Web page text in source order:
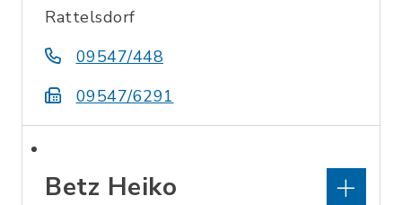
Rattelsdorf
09547/448
09547/6291
Betz Heiko